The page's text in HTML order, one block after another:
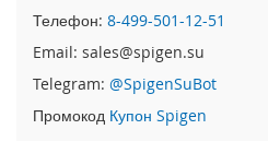
e
A
i
r
i
Телефон: 8-499-501-12-51
Email: sales@spigen.su
Telegram: @SpigenSuBot
Промокод Купон Spigen